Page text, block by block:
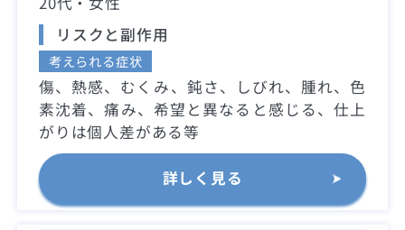
リスクと副作用
考えられる症状
傷、熱感、むくみ、鈍さ、しびれ、腫れ、色
素沈着、痛み、希望と異なると感じる、仕上
がりは個人差がある等
詳しく見る